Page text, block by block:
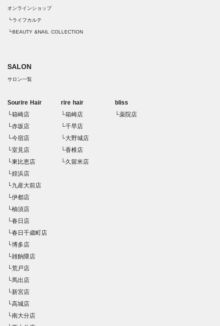
オンラインショップ
┗ライフカルテ
┗BEAUTY &NAIL COLLECTION
SALON
サロン一覧
Sourire Hair
└箱崎店
└赤坂店
└今宿店
└室見店
└東比恵店
└姪浜店
└九産大前店
└伊都店
└柚須店
└春日店
└春日千歳町店
└博多店
└雑餉隈店
└荒戸店
└馬出店
└新宮店
└高城店
└南大分店
rire hair
└箱崎店
└千早店
└大野城店
└香椎店
└久留米店
bliss
└薬院店